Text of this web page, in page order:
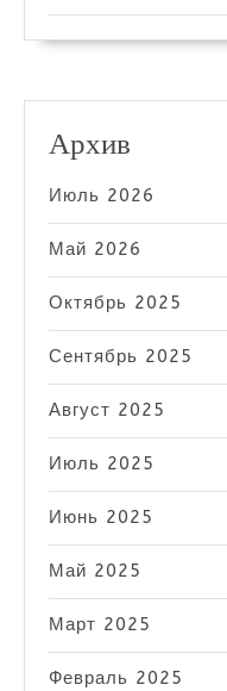
Архив
Июль 2026
Май 2026
Октябрь 2025
Сентябрь 2025
Август 2025
Июль 2025
Июнь 2025
Май 2025
Март 2025
Февраль 2025